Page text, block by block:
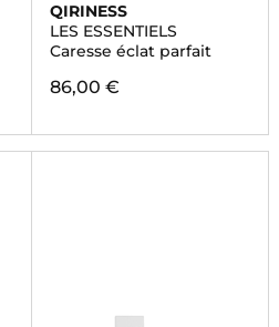
QIRINESS
LES ESSENTIELS
Caresse éclat parfait
86,00 €